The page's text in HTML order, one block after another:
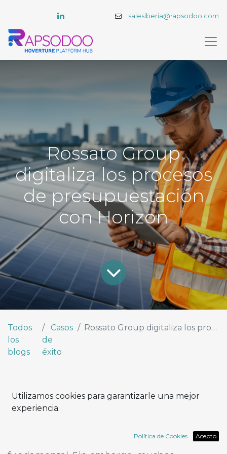
salesiberia@rapsodoo.com
Rossato Group
digitaliza los procesos
de presupuestación
con Horizon
Todos
los
blogs
Casos
de
éxito
Rossato Group digitaliza los procesos de presupuestación con Horizon
El desafío
En el sector de las instalaciones, la rapidez en
representa una ventaja competitiva
Utilizamos cookies para garantizarle una mejor
experiencia.
Política de Cookies Acepto